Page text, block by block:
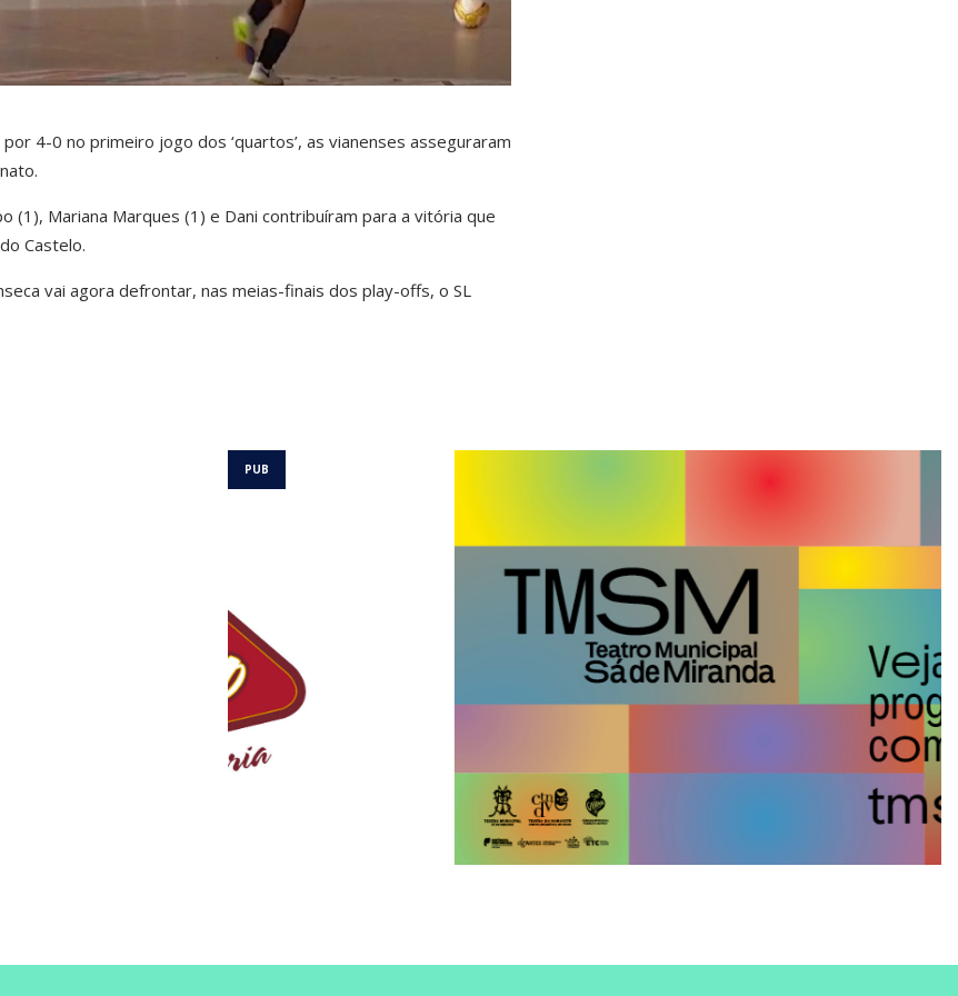
4-0 no primeiro jogo dos ‘quartos’, as vianenses asseguraram
(1), Mariana Marques (1) e Dani contribuíram para a vitória que
Castelo.
vai agora defrontar, nas meias-finais dos play-offs, o SL